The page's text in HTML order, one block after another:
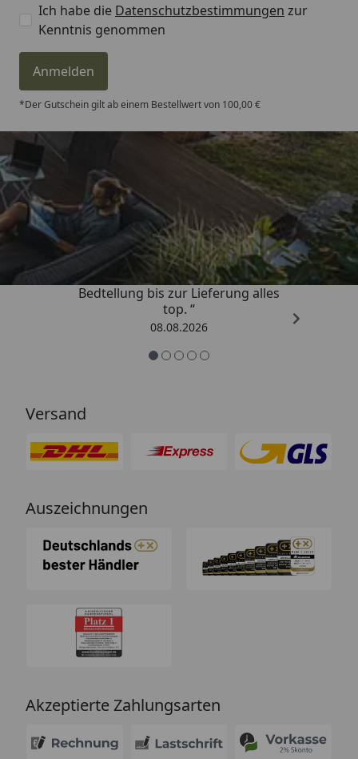
Ich habe die Datenschutzbestimmungen zur
Kenntnis genommen
Anmelden
*Der Gutschein gilt ab einem Bestellwert von 100,00 €
Trusted Shops
4,81/ 5
„Von der Beschreigung über die
Bedtellung bis zur Lieferung alles
top. “
08.08.2026
Versand
Auszeichnungen
Akzeptierte Zahlungsarten